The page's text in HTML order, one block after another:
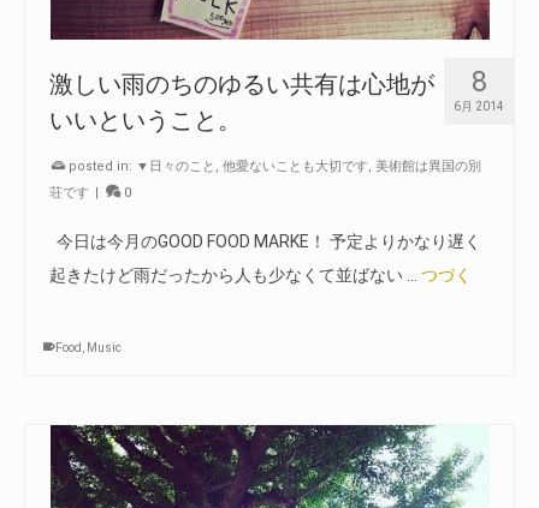
8
6月 2014
激しい雨のちのゆるい共有は心地が
いいということ。
posted in: ▼日々のこと , 他愛ないことも大切です, 美術館は異国の別
荘です | 0
今日は今月のGOOD FOOD MARKE！ 予定よりかなり遅く
起きたけど雨だったから人も少なくて並ばない … つづく
Food Music